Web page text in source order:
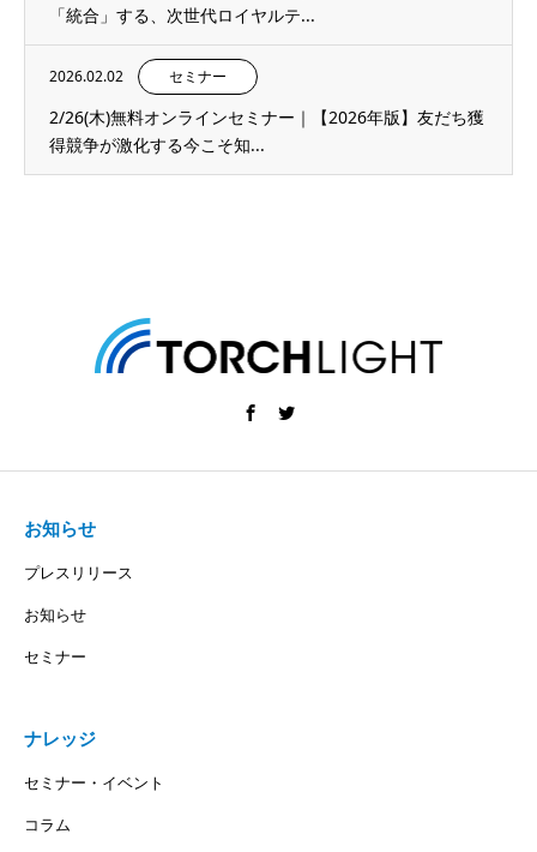
「統合」する、次世代ロイヤルテ...
2026.02.02 セミナー
2/26(木)無料オンラインセミナー｜【2026年版】友だち獲
得競争が激化する今こそ知...
お知らせ
プレスリリース
お知らせ
セミナー
ナレッジ
セミナー・イベント
コラム